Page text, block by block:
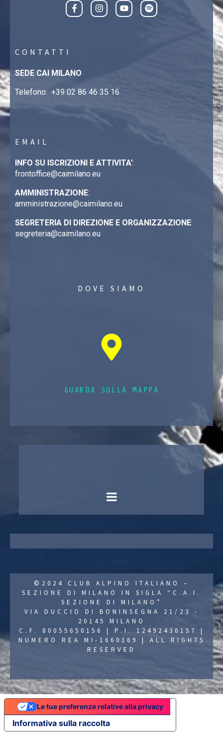
CONTATTI
SEDE CAI MILANO
Telefono: +39 02 86 46 35 16
EMAIL
INFO SU ISCRIZIONI E ATTIVITA’:
frontoffice@caimilano.eu
AMMINISTRAZIONE:
amministrazione@caimilano.eu
SEGRETERIA DI DIREZIONE E ORGANIZZAZIONE:
segreteria@caimilano.eu
DOVE SIAMO
GUARDA SULLA MAPPA
©2024 CLUB ALPINO ITALIANO –
SEZIONE DI MILANO IN SIGLA “C.A.I.
SEZIONE DI MILANO”
VIA DUCCIO DI BONINSEGNA 21/23 -
20145 MILANO
C.F. 80055650156 | P.I. 12492430157 |
NUMERO REA MI-1660169 | ALL RIGHTS
RESERVED
Informativa sulla raccolta
Le tue preferenze relative alla privacy